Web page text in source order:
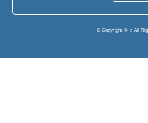
© Copyright 洋々 All